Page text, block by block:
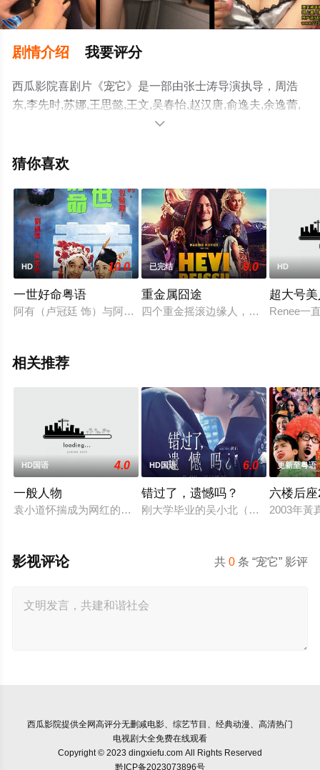
剧情介绍 我要评分
西瓜影院喜剧片《宠它》是一部由张士涛导演执导，周浩
东,李先时,苏娜,王思懿,王文,吴春怡,赵汉唐,俞逸夫,余逸蕾,
耿岩淅等演员精彩演绎的中国大陆电影，手机免费观看高
移步至豆瓣电影、电视猫或剧情网等平台了解。

猜你喜欢
HD 10.0
一世好命粤语
阿有（卢冠廷 饰）与阿如（吴君如 饰）夫妻俩嗜赌如命，无奈
已完结 9.0
重金属囧途
四个重金摇滚边缘人，主唱是疗养
HD
超大号
Renee一
相关推荐
HD国语 4.0
一般人物
袁小道怀揣成为网红的梦想创作短视频，并与周小乙等人组建
HD国语 6.0
错过了，遗憾吗？
刚大学毕业的吴小北（庄达菲 饰）
更新至粤语
六楼后
2003年黃
共0 条 “宠它” 影评
影视评论
西瓜影院提供全网高评分无删减电影、综艺节目、经典动漫、高清热门
电视剧大全免费在线观看
Copyright © 2023 dingxiefu.com All Rights Reserved
黔ICP备2023073896号